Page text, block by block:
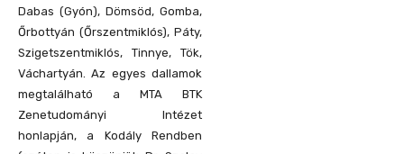
Dabas (Gyón), Dömsöd, Gomba,
Őrbottyán (Őrszentmiklós), Páty,
Szigetszentmiklós, Tinnye, Tök,
Váchartyán. Az egyes dallamok
megtalálható a MTA BTK
Zenetudományi Intézet
honlapján, a Kodály Rendben